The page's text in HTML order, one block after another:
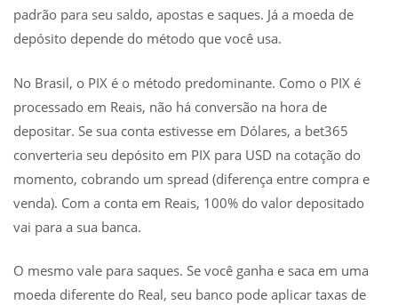
padrão para seu saldo, apostas e saques. Já a moeda de
depósito depende do método que você usa.
No Brasil, o PIX é o método predominante. Como o PIX é
processado em Reais, não há conversão na hora de
depositar. Se sua conta estivesse em Dólares, a bet365
converteria seu depósito em PIX para USD na cotação do
momento, cobrando um spread (diferença entre compra e
venda). Com a conta em Reais, 100% do valor depositado
vai para a sua banca.
O mesmo vale para saques. Se você ganha e saca em uma
moeda diferente do Real, seu banco pode aplicar taxas de